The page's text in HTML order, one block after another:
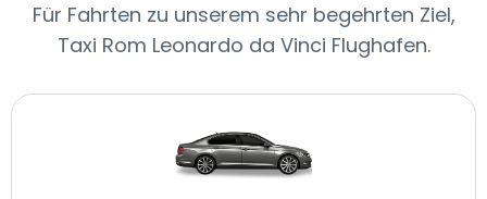
Für Fahrten zu unserem sehr begehrten Ziel,
Taxi Rom Leonardo da Vinci Flughafen.